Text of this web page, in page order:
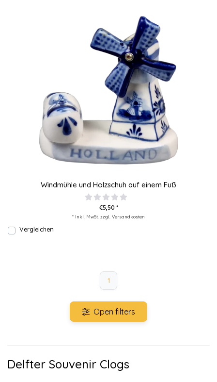
Windmühle und Holzschuh auf einem Fuß
€5,50 *
* Inkl. MwSt. zzgl. Versandkosten
Vergleichen
1
Open filters
Delfter Souvenir Clogs